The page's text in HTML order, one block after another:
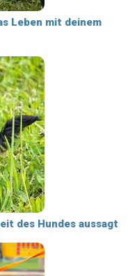
Leben mit deinem
des Hundes aussagt